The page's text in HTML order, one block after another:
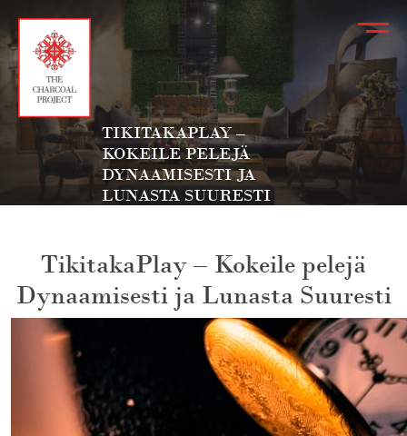
TIKITAKAPLAY –
KOKEILE PELEJÄ
DYNAAMISESTI JA
LUNASTA SUURESTI
TikitakaPlay – Kokeile pelejä
Dynaamisesti ja Lunasta Suuresti